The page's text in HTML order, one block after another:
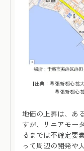
【出典：幕張新都心
幕張新都心
地価の上昇は、あ
すが、リニアモー
るまでは不確定要
って周辺の開発や